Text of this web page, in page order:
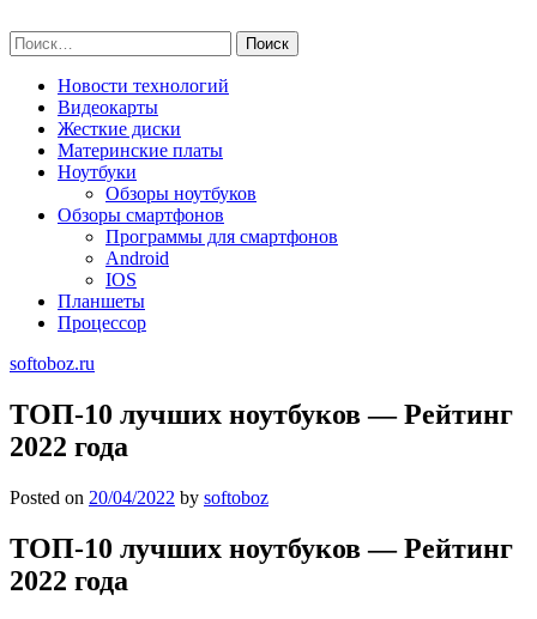
to
content
Найти:
Новости технологий
Видеокарты
Жесткие диски
Материнские платы
Ноутбуки
Обзоры ноутбуков
Обзоры смартфонов
Программы для смартфонов
Android
IOS
Планшеты
Процессор
softoboz.ru
ТОП-10 лучших ноутбуков — Рейтинг
2022 года
Posted on 20/04/2022 by softoboz
ТОП-10 лучших ноутбуков — Рейтинг
2022 года